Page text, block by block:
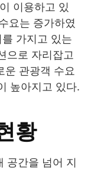
이용하고 있
요는 증가하였
가지고 있는
으로 자리잡고
운 관광객 수요
높아지고 있다.
황
공간을 넘어 지